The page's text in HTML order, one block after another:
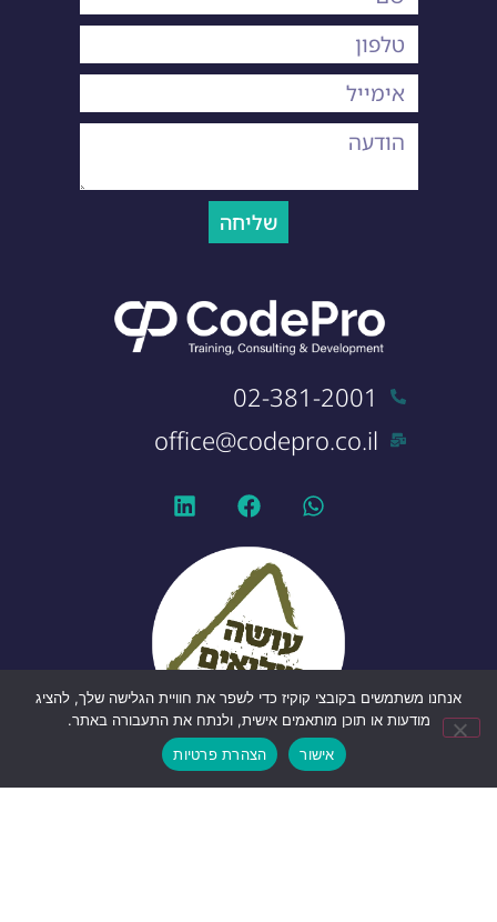
שליחה
02-381-2001
office@codepro.co.il
אנחנו משתמשים בקובצי קוקיז כדי לשפר את חוויית הגלישה שלך, להציג
מודעות או תוכן מותאמים אישית, ולנתח את התעבורה באתר.
אישור
הצהרת פרטיות